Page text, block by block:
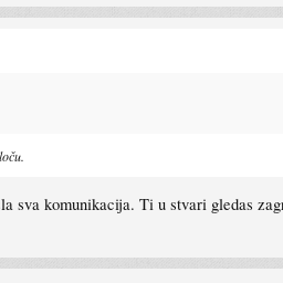
sva komunikacija. Ti u stvari gledas